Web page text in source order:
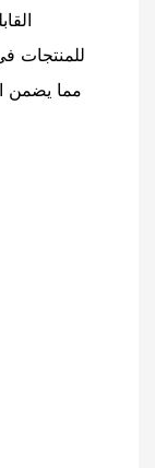
للمنتجات
مما يضمن